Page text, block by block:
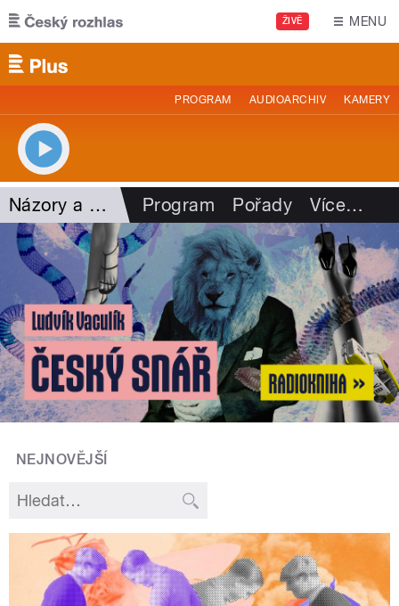
Přejít k hlavnímu obsahu
ŽIVĚ MENU
PROGRAM AUDIOARCHIV KAMERY
Názory a argumenty Program Pořady Více…
NEJNOVĚJŠÍ